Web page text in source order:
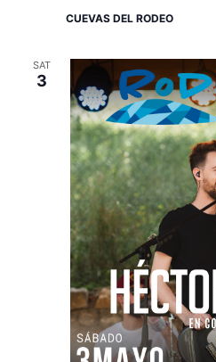
CUEVAS DEL RODEO
SAT
3